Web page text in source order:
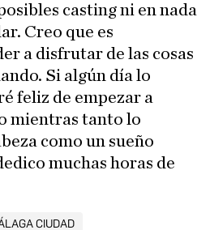
casting ni en nada
Creo que es
a disfrutar de las cosas
Si algún día lo
feliz de empezar a
mientras tanto lo
como un sueño
muchas horas de
CIUDAD